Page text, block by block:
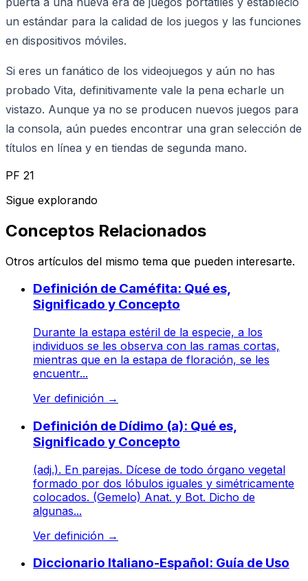
un estándar para la calidad de los juegos y las funciones
en dispositivos móviles.
Si eres un fanático de los videojuegos y aún no has
probado Vita, definitivamente vale la pena echarle un
vistazo. Aunque ya no se producen nuevos juegos para
la consola, aún puedes encontrar una gran selección de
títulos en línea y en tiendas de segunda mano.
PF 21
Sigue explorando
Conceptos Relacionados
Otros artículos del mismo tema que pueden interesarte.
Definición de Caméfita: Qué es,
Significado y Concepto
Durante la estapa estéril de la especie, a los
individuos se les observa con las ramas cortas,
mientras que en la estapa de floración, se les
encuentr...
Ver definición →
Definición de Dídimo (a): Qué es,
Significado y Concepto
(adj.). En parejas. Dícese de todo órgano vegetal
formado por dos lóbulos iguales y simétricamente
colocados. (Gemelo) Anat. y Bot. Dicho de
algunas...
Ver definición →
Diccionario Italiano-Español: Guía de Uso